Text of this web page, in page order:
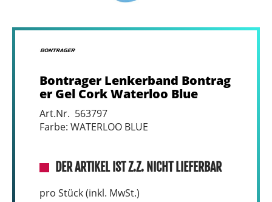
Bontrager Lenkerband Bontrag
er Gel Cork Waterloo Blue
Art.Nr. 563797
Farbe: WATERLOO BLUE
DER ARTIKEL IST Z.Z. NICHT LIEFERBAR
pro Stück (inkl. MwSt.)